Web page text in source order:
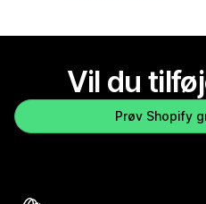
Vil du
Prøv Shopify